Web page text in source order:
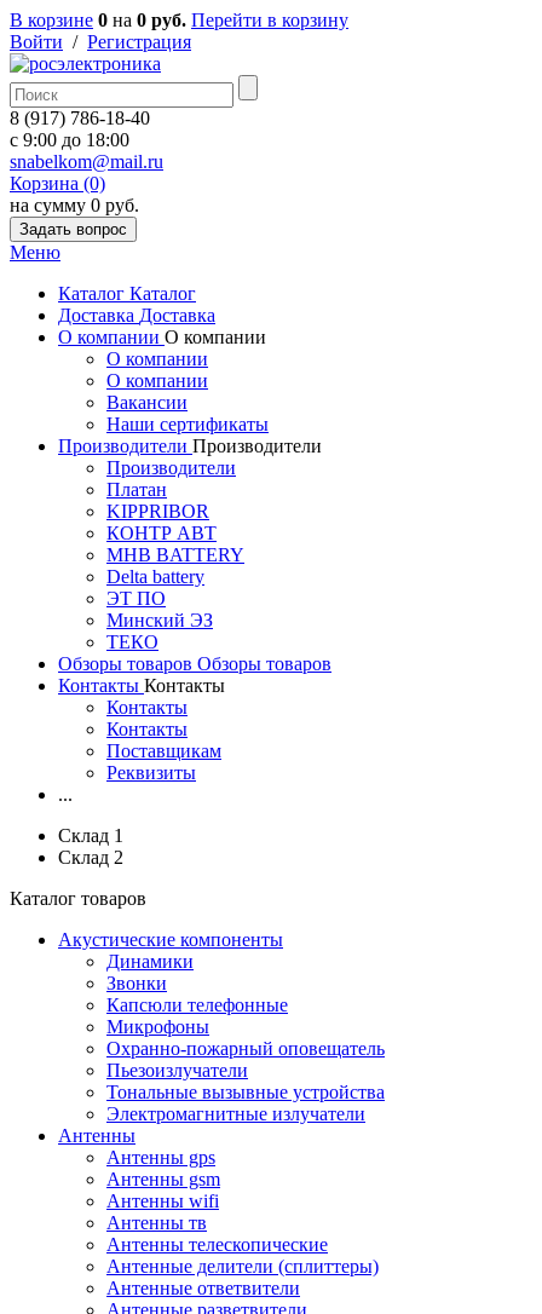
В корзине 0 на 0 руб. Перейти в корзину
Войти / Регистрация
8 (917) 786-18-40
c 9:00 до 18:00
snabelkom@mail.ru
Корзина (0)
на сумму 0 руб.
Задать вопрос
Меню
Каталог Каталог
Доставка Доставка
О компании О компании
О компании
О компании
Вакансии
Наши сертификаты
Производители Производители
Производители
Платан
KIPPRIBOR
КОНТР АВТ
MHB BATTERY
Delta battery
ЭT ПО
Минский ЭЗ
ТЕКО
Обзоры товаров Обзоры товаров
Контакты Контакты
Контакты
Контакты
Поставщикам
Реквизиты
...
Склад 1
Склад 2
Каталог товаров
Акустические компоненты
Динамики
Звонки
Капсюли телефонные
Микрофоны
Охранно-пожарный оповещатель
Пьезоизлучатели
Тональные вызывные устройства
Электромагнитные излучатели
Антенны
Антенны gps
Антенны gsm
Антенны wifi
Антенны тв
Антенны телескопические
Антенные делители (сплиттеры)
Антенные ответвители
Антенные разветвители